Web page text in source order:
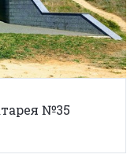
№35